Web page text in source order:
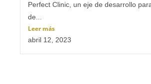
Perfect Clinic, un eje de desarrollo
de...
Leer más
abril 12, 2023